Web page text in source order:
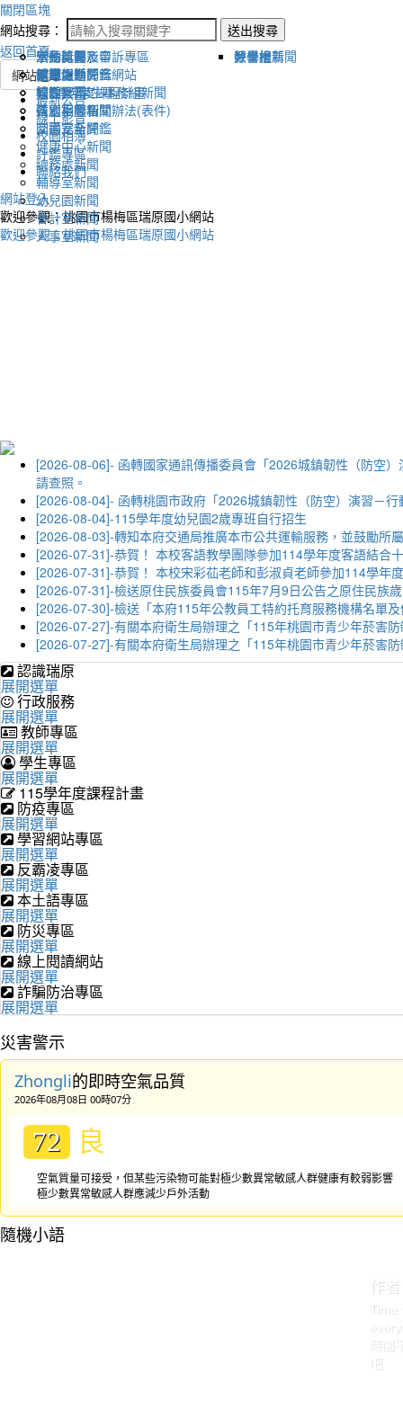
關閉區塊
網站搜尋：
送出搜尋
返回首頁
網站選單
最新公告
宣傳新聞
榮譽榜
教導處新聞
教學組新聞
輔導室-學生事務組新聞
研習相關新聞
圖書室新聞
健康中心新聞
總務處新聞
輔導室新聞
幼兒園新聞
會計室新聞
人事室新聞
線上影音
活動比賽影音
新聞報導影音
校園影音
好書推薦
各處室影音
校園相簿
活動剪影
體育活動
適性社團
評鑑專區
學生獎懲及申訴專區
健康促進評鑑網站
115學年度課程計畫
性別平等相關辦法(表件)
交通安全評鑑
聯絡我們
網站登入
歡迎參觀：桃園市楊梅區瑞原國小網站
歡迎參觀：桃園市楊梅區瑞原國小網站
[2026-08-06]- 函轉國家通訊傳播委員會「2026城鎮韌性（防空
請查照。
[2026-08-04]- 函轉桃園市政府「2026城鎮韌性（防空）演習－
[2026-08-04]-115學年度幼兒園2歲專班自行招生
[2026-08-03]-轉知本府交通局推廣本市公共運輸服務，並鼓勵所
[2026-07-31]-恭賀！ 本校客語教學團隊參加114學年度客語結合
[2026-07-31]-恭賀！ 本校宋彩苮老師和彭淑貞老師參加114學年
[2026-07-31]-檢送原住民族委員會115年7月9日公告之原住民族
[2026-07-30]-檢送「本府115年公教員工特約托育服務機構名單
[2026-07-27]-有關本府衛生局辦理之「115年桃園市青少年菸害
[2026-07-27]-有關本府衛生局辦理之「115年桃園市青少年菸害
認識瑞原
展開選單
行政服務
展開選單
教師專區
展開選單
學生專區
展開選單
115學年度課程計畫
防疫專區
展開選單
學習網站專區
展開選單
反霸凌專區
展開選單
本土語專區
展開選單
防災專區
展開選單
線上閱讀網站
展開選單
詐騙防治專區
展開選單
災害警示
Zhongli的即時空氣品質
2026年08月08日 00時07分
72 良
空氣質量可接受，但某些污染物可能對極少數異常敏感人群健康有較弱影響
極少數異常敏感人群應減少戶外活動
隨機小語
作
時間
吧